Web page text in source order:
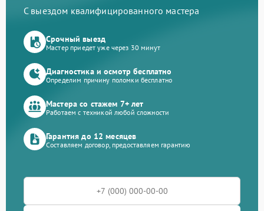
С выездом квалифицированного мастера
Срочный выезд
Мастер приедет уже через 30 минут
Диагностика и осмотр бесплатно
Определим причину поломки бесплатно
Мастера со стажем 7+ лет
Работаем с техникой любой сложности
Гарантия до 12 месяцев
Составляем договор, предоставляем гарантию